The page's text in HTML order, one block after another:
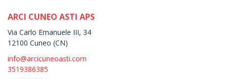
ARCI CUNEO ASTI APS
Via Carlo Emanuele III, 34
12100 Cuneo (CN)
info@arcicuneoasti.com
3519386385